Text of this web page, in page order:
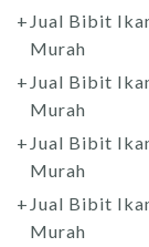
Jual Bibit
Murah
Jual Bibit
Murah
Jual Bibit
Murah
Jual Bibit
Murah